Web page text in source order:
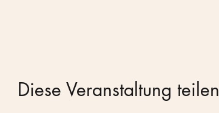
Diese Veranstaltung teilen